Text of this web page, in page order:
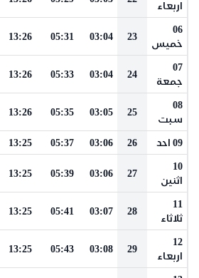
اربعاء
06
خميس
23
03:04
05:31
13:26
07
جمعة
24
03:04
05:33
13:26
08
سبت
25
03:05
05:35
13:26
09 احد 26
03:06
05:37
13:25
10
اثنين
27
03:06
05:39
13:25
11
ثلاثاء
28
03:07
05:41
13:25
12
اربعاء
29
03:08
05:43
13:25